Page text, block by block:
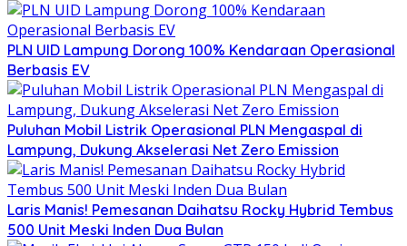
PLN UID Lampung Dorong 100% Kendaraan Operasional
Berbasis EV
Puluhan Mobil Listrik Operasional PLN Mengaspal di
Lampung, Dukung Akselerasi Net Zero Emission
Laris Manis! Pemesanan Daihatsu Rocky Hybrid Tembus
500 Unit Meski Inden Dua Bulan